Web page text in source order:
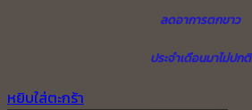
ลดอาการตกขาว
ประจำเดือนมาไม่ปกติ
หยิบใส่ตะกร้า